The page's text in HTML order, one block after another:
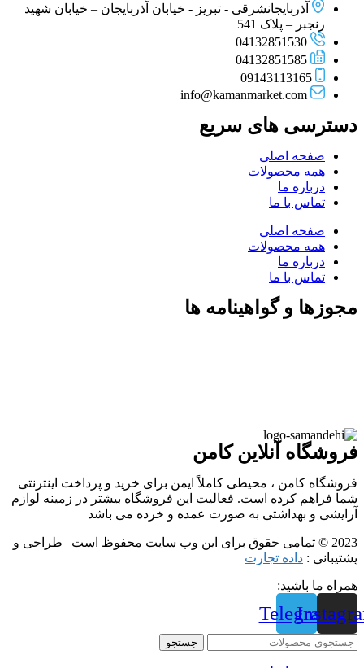
آذربایجانشرقی - تبریز - خیابان آذربایجان – خیابان شهید
رنجبر – پلاک 541
04132851530
04132851585
09143113165
info@kamanmarket.com
دسترسی های سریع
صفحه اصلی
همه محصولات
درباره ما
تماس با ما
صفحه اصلی
همه محصولات
درباره ما
تماس با ما
مجوزها و گواهینامه ها
فروشگاه آنلاین کامن
فروشگاه کامن ، محیطی کاملاً ایمن برای خرید و پرداخت اینترنتی
شما فراهم کرده است. فعالیت این فروشگاه بیشتر در زمینه لوازم
آرایشی و بهداشتی به صورت عمده و خرده می باشد
2023 © تمامی حقوق برای این وب سایت محفوظ است | طراحی و
پشتیبانی : داده تجارت
همراه ما باشید:
Telegram
جستجو